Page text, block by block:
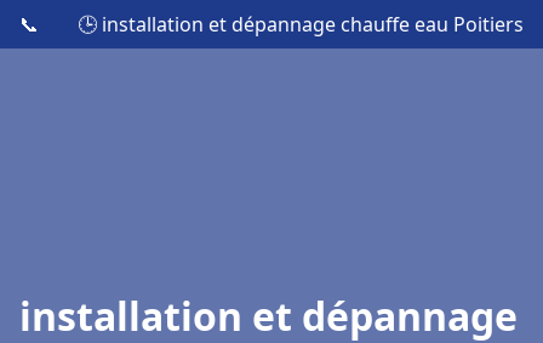
📞 🕒 installation et dépannage chauffe eau Poitiers
installation et dépannage